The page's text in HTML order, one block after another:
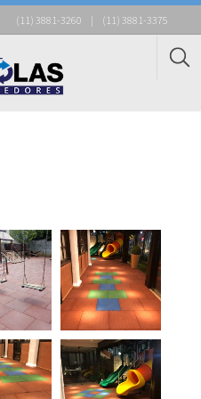
(11) 3881-3260 | (11) 3881-3375